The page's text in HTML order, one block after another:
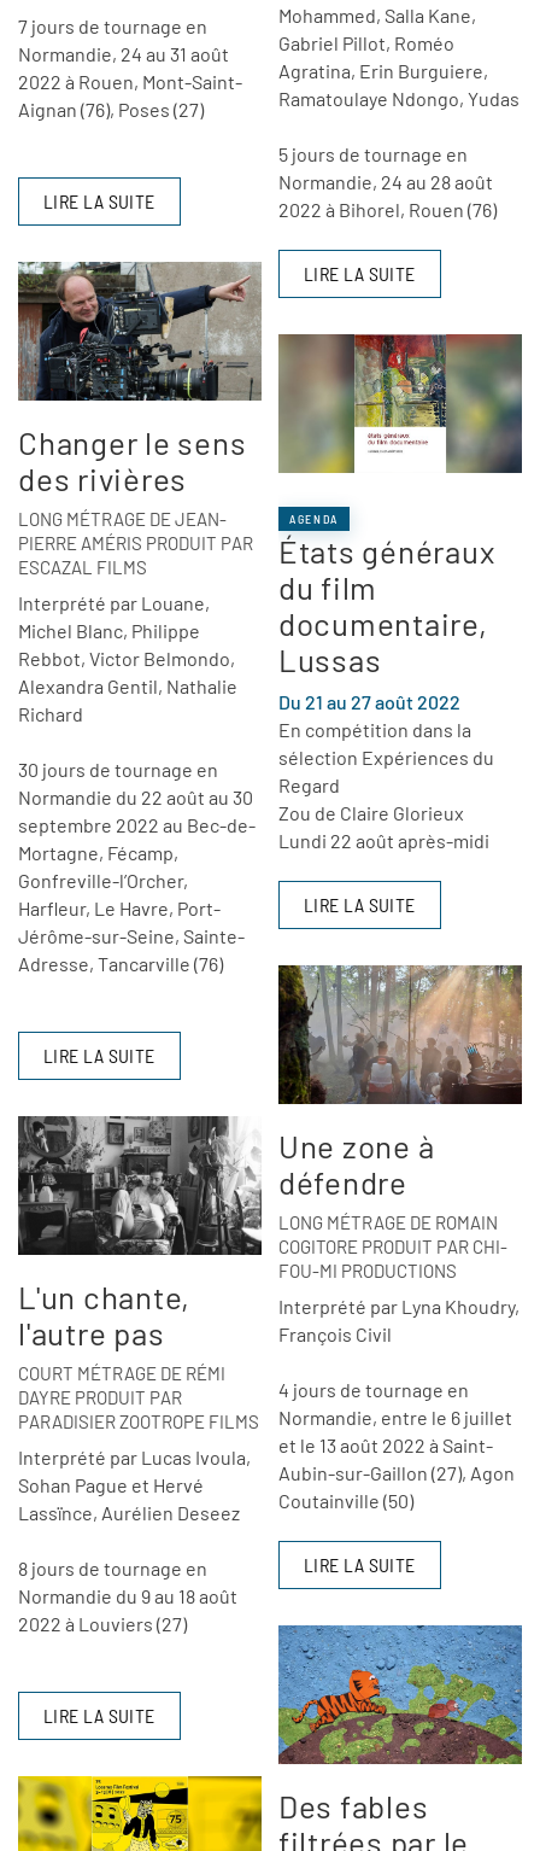
7 jours de tournage en
Normandie, 24 au 31 août
2022 à Rouen, Mont-Saint-
Aignan (76), Poses (27)
LIRE LA SUITE
Changer le sens
des rivières
LONG MÉTRAGE DE JEAN-
PIERRE AMÉRIS PRODUIT PAR
ESCAZAL FILMS
Interprété par Louane,
Michel Blanc, Philippe
Rebbot, Victor Belmondo,
Alexandra Gentil, Nathalie
Richard
30 jours de tournage en
Normandie du 22 août au 30
septembre 2022 au Bec-de-
Mortagne, Fécamp,
Gonfreville-l’Orcher,
Harfleur, Le Havre, Port-
Jérôme-sur-Seine, Sainte-
Adresse, Tancarville (76)
LIRE LA SUITE
L'un chante,
l'autre pas
COURT MÉTRAGE DE RÉMI
DAYRE PRODUIT PAR
PARADISIER ZOOTROPE FILMS
Interprété par Lucas Ivoula,
Sohan Pague et Hervé
Lassïnce, Aurélien Deseez
8 jours de tournage en
Normandie du 9 au 18 août
2022 à Louviers (27)
LIRE LA SUITE
Mohammed, Salla Kane,
Gabriel Pillot, Roméo
Agratina, Erin Burguiere,
Ramatoulaye Ndongo, Yudas
5 jours de tournage en
Normandie, 24 au 28 août
2022 à Bihorel, Rouen (76)
LIRE LA SUITE
AGENDA
États généraux
du film
documentaire,
Lussas
Du 21 au 27 août 2022
En compétition dans la
sélection Expériences du
Regard
Zou de Claire Glorieux
Lundi 22 août après-midi
LIRE LA SUITE
Une zone à
défendre
LONG MÉTRAGE DE ROMAIN
COGITORE PRODUIT PAR CHI-
FOU-MI PRODUCTIONS
Interprété par Lyna Khoudry,
François Civil
4 jours de tournage en
Normandie, entre le 6 juillet
et le 13 août 2022 à Saint-
Aubin-sur-Gaillon (27), Agon
Coutainville (50)
LIRE LA SUITE
Des fables
filtrées par le